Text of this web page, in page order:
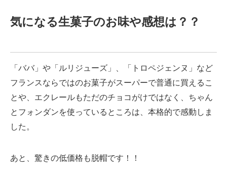
気になる生菓子のお味や感想は？？
「ババ」や「ルリジューズ」、「トロペジェンヌ」など
フランスならではのお菓子がスーパーで普通に買えるこ
とや、エクレールもただのチョコがけではなく、ちゃん
とフォンダンを使っているところは、本格的で感動しま
した。
あと、驚きの低価格も脱帽です！！